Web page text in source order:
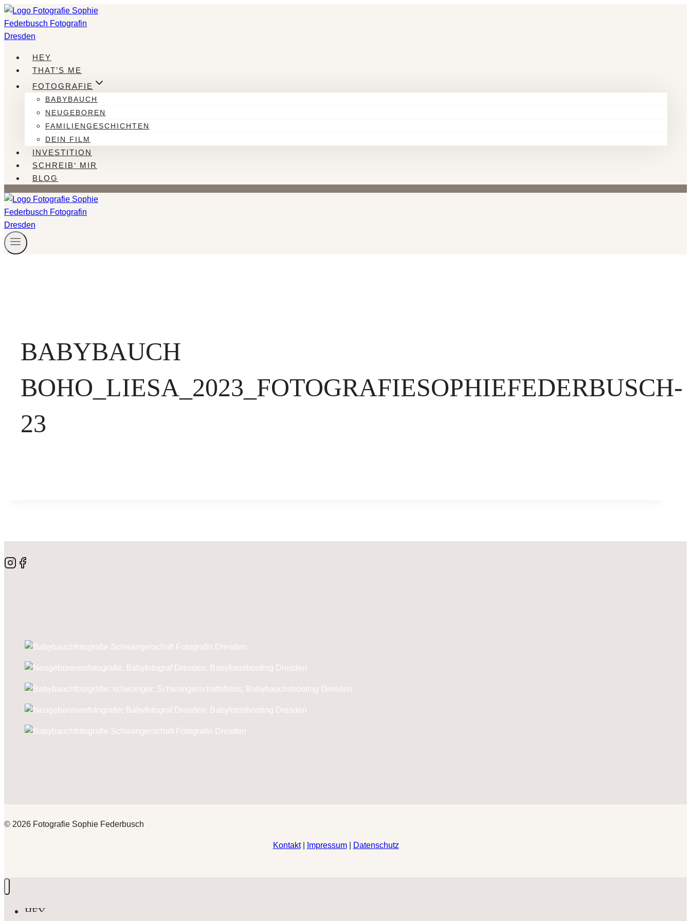
Zum
Inhalt
springen
HEY
THAT’S ME
FOTOGRAFIE
BABYBAUCH
NEUGEBOREN
FAMILIENGESCHICHTEN
DEIN FILM
INVESTITION
SCHREIB‘ MIR
BLOG
BABYBAUCH
BOHO_LIESA_2023_FOTOGRAFIESOPHIEFEDERBUSCH-
23
© 2026 Fotografie Sophie Federbusch
Kontakt| Impressum| Datenschutz
HEY